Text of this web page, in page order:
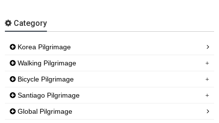
Category
Korea Pilgrimage
Walking Pilgrimage
Bicycle Pilgrimage
Santiago Pilgrimage
Global Pilgrimage